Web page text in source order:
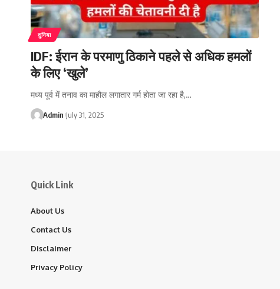
दुनिया
IDF: ईरान के परमाणु ठिकाने पहले से अधिक हमलों
के लिए ‘खुले’
मध्य पूर्व में तनाव का माहौल लगातार गर्म होता जा रहा है,…
Admin July 31, 2025
Quick Link
About Us
Contact Us
Disclaimer
Privacy Policy